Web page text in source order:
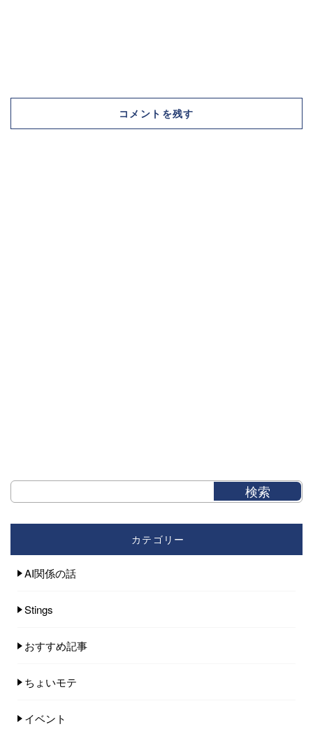
コメントを残す
カテゴリー
AI関係の話
Stings
おすすめ記事
ちょいモテ
イベント